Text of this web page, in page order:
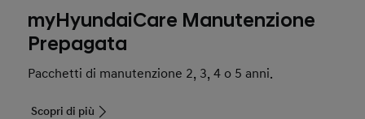
myHyundaiCare Manutenzione
Prepagata
Pacchetti di manutenzione 2, 3, 4 o 5 anni.
Scopri di più